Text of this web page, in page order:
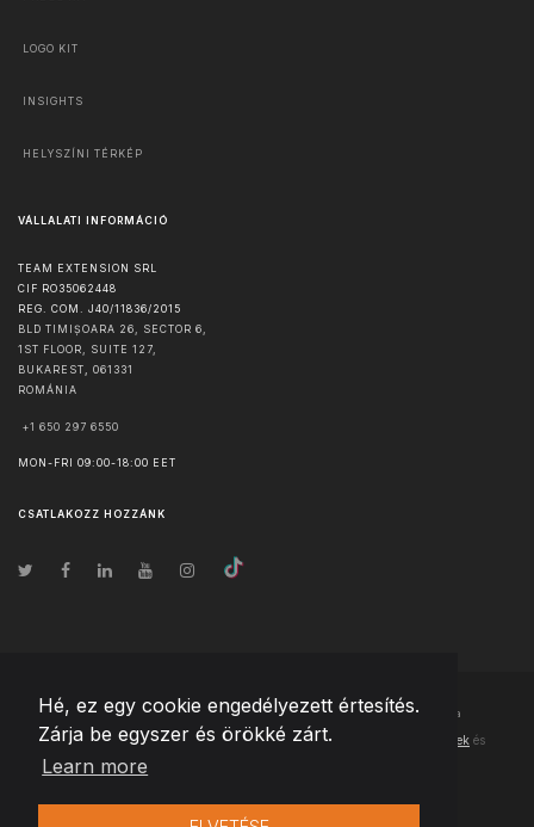
Hé, ez egy cookie engedélyezett értesítés.
Zárja be egyszer és örökké zárt.
Learn more
LOGO KIT
INSIGHTS
HELYSZÍNI TÉRKÉP
VÁLLALATI INFORMÁCIÓ
TEAM EXTENSION SRL
CIF RO35062448
REG. COM. J40/11836/2015
BLD TIMIȘOARA 26, SECTOR 6,
1ST FLOOR, SUITE 127,
BUKAREST
061331
ROMÁNIA
+1 650 297 6550
MON-FRI 09:00-18:00 EET
CSATLAKOZZ HOZZÁNK
© Szerzői jog2026 Team Extension Hungary- Minden jog fenntartva
Changelog ● Ezen webhely használatával elfogadja Használati feltételek és